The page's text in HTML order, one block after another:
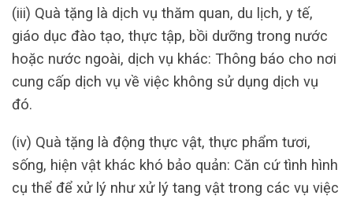
(iii) Quà tặng là dịch vụ thăm quan, du lịch, y tế,
giáo dục đào tạo, thực tập, bồi dưỡng trong nước
hoặc nước ngoài, dịch vụ khác: Thông báo cho nơi
cung cấp dịch vụ về việc không sử dụng dịch vụ
đó.
(iv) Quà tặng là động thực vật, thực phẩm tươi,
sống, hiện vật khác khó bảo quản: Căn cứ tình hình
cụ thể để xử lý như xử lý tang vật trong các vụ việc